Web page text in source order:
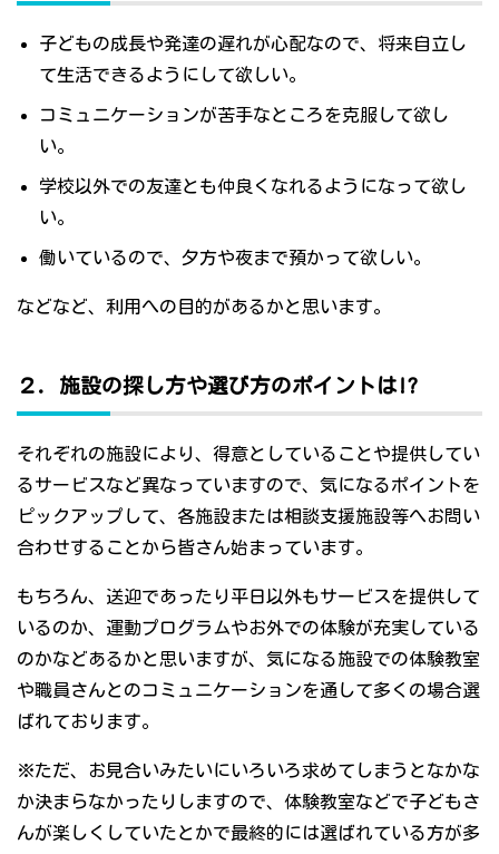
子どもの成長や発達の遅れが心配なので、将来自立し
て生活できるようにして欲しい。
コミュニケーションが苦手なところを克服して欲し
い。
学校以外での友達とも仲良くなれるようになって欲し
い。
働いているので、夕方や夜まで預かって欲しい。
などなど、利用への目的があるかと思います。
２．施設の探し方や選び方のポイントは!?
それぞれの施設により、得意としていることや提供してい
るサービスなど異なっていますので、気になるポイントを
ピックアップして、各施設または相談支援施設等へお問い
合わせすることから皆さん始まっています。
もちろん、送迎であったり平日以外もサービスを提供して
いるのか、運動プログラムやお外での体験が充実している
のかなどあるかと思いますが、気になる施設での体験教室
や職員さんとのコミュニケーションを通して多くの場合選
ばれております。
※ただ、お見合いみたいにいろいろ求めてしまうとなかな
か決まらなかったりしますので、体験教室などで子どもさ
んが楽しくしていたとかで最終的には選ばれている方が多